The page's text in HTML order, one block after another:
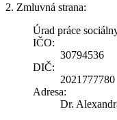
2. Zmluvná strana:
Úrad práce
IČO:
30794536
DIČ:
2021777780
Adresa:
Dr.